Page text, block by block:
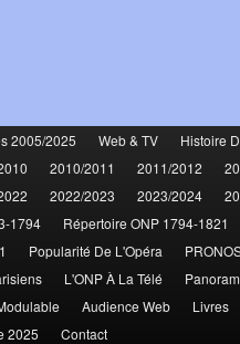
2005/2025 Web & TV Histoire
2010/2011 2011/2012
2022/2023 2023/2024
1794
Répertoire ONP 1794-1821
Popularité De L'Opéra
L'ONP À La Télé
Audience Web Livres
2025 Contact